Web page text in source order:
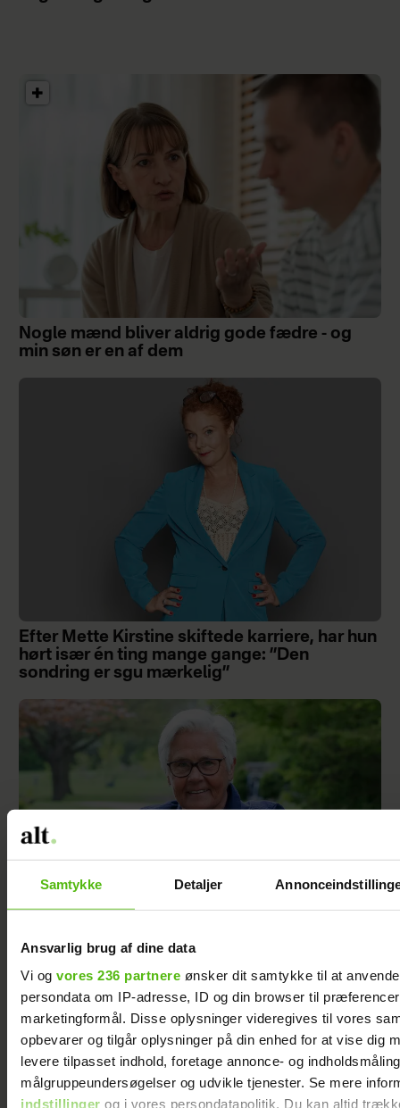
Samtykke Detaljer
Ansvarlig brug af dine data
Vi og vores 236 partnere ønsker dit samtykke til at
persondata om IP-adresse, ID og din browser til
marketingformål. Disse oplysninger videregives til vores
opbevarer og tilgår oplysninger på din enhed for at vise dig
levere tilpasset indhold, foretage annonce- og
målgruppeundersøgelser og udvikle tjenester. Se mere
indstillinger og i vores persondatapolitik. Du kan altid
Nogle mænd bliver aldrig gode fædre - og
min søn er en af dem
Efter Mette Kirstine skiftede karriere, har hun
hørt især én ting mange gange: ”Den
sondring er sgu mærkelig”
Da Ada Folkmann blev skilt, følte hun sig
ensom – men så ændrede et opslag på
Facebook hendes liv